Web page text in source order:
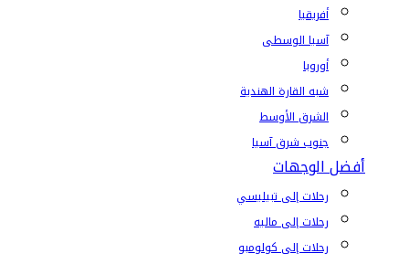
أفريقيا
آسيا الوسطى
أوروبا
شبه القارة الهندية
الشرق الأوسط
جنوب شرق آسيا
أفضل الوجهات
رحلات إلى تبيليسي
رحلات إلى ماليه
رحلات إلى كولومبو